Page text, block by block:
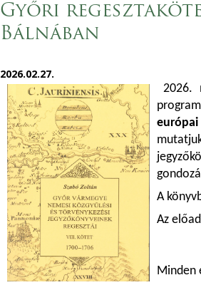
Győri
Bálnában
2026.02.27.
2026.
A
Az
Minden